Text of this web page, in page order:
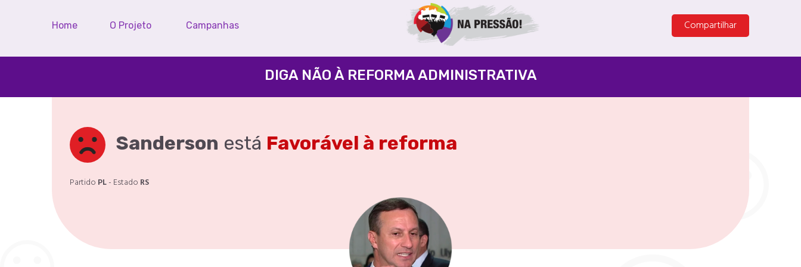
Home O Projeto Campanhas Compartilhar
DIGA NÃO À REFORMA ADMINISTRATIVA
Sanderson está Favorável à reforma
Partido PL- Estado RS